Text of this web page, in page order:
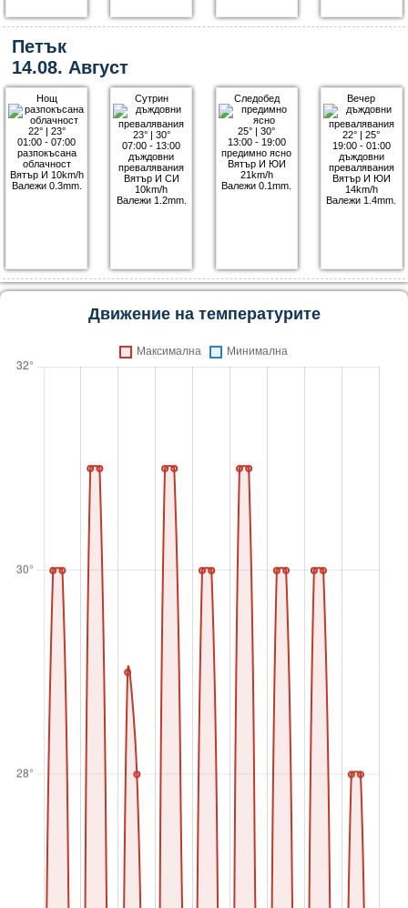
Петък
14.08. Август
Нощ
22°| 23°
01:00 - 07:00
разпокъсана
облачност
Вятър И 10km/h
Валежи 0.3mm.
Сутрин
23°| 30°
07:00 - 13:00
дъждовни
превалявания
Вятър И СИ
10km/h
Валежи 1.2mm.
Следобед
25° |30°
13:00 - 19:00
предимно ясно
Вятър И ЮИ
21km/h
Валежи 0.1mm.
Вечер
22° |25°
19:00 - 01:00
дъждовни
превалявания
Вятър И ЮИ
14km/h
Валежи 1.4mm.
Движение на температурите